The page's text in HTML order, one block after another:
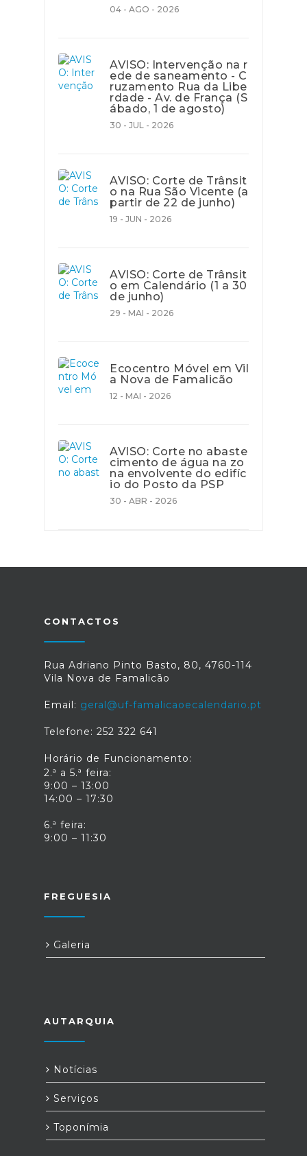
04 - AGO - 2026
AVISO: Intervenção na r
ede de saneamento - C
ruzamento Rua da Libe
rdade - Av. de França (S
ábado, 1 de agosto)
30 - JUL - 2026
AVISO: Corte de Trânsit
o na Rua São Vicente (a
partir de 22 de junho)
19 - JUN - 2026
AVISO: Corte de Trânsit
o em Calendário (1 a 30
de junho)
29 - MAI - 2026
Ecocentro Móvel em Vil
a Nova de Famalicão
12 - MAI - 2026
AVISO: Corte no abaste
cimento de água na zo
na envolvente do edifíc
io do Posto da PSP
30 - ABR - 2026
CONTACTOS
Rua Adriano Pinto Basto, 80, 4760-114
Vila Nova de Famalicão
Email: geral@uf-famalicaoecalendario.pt
Telefone: 252 322 641
Horário de Funcionamento:
2.ª a 5.ª feira:
9:00 – 13:00
14:00 – 17:30
6.ª feira:
9:00 – 11:30
FREGUESIA
Galeria
AUTARQUIA
Notícias
Serviços
Toponímia